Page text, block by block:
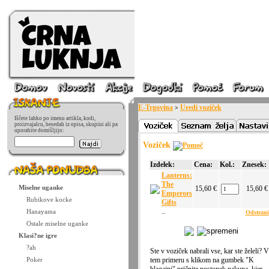
Iščete lahko po imenu artikla, kodi,
proizvajalcu, besedah iz opisa, skupini ali pa
uporabite domišljijo:
Miselne uganke
Rubikove kocke
Hanayama
Ostale miselne uganke
Klasi?ne igre
?ah
Poker
E-Trgovina > Uredi voziček
Voziček
Izdelek: Cena: Kol.:
Znesek:
Lanterns:
The
Emperors
Gifts
15,60 € 15,60 €
... Odstrani
Ste v voziček nabrali vse, kar ste želeli? V
tem primeru s klikom na gumbek "K